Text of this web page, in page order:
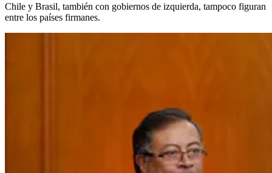
Chile y Brasil, también con gobiernos de izquierda, tampoco figuran
entre los países firmanes.